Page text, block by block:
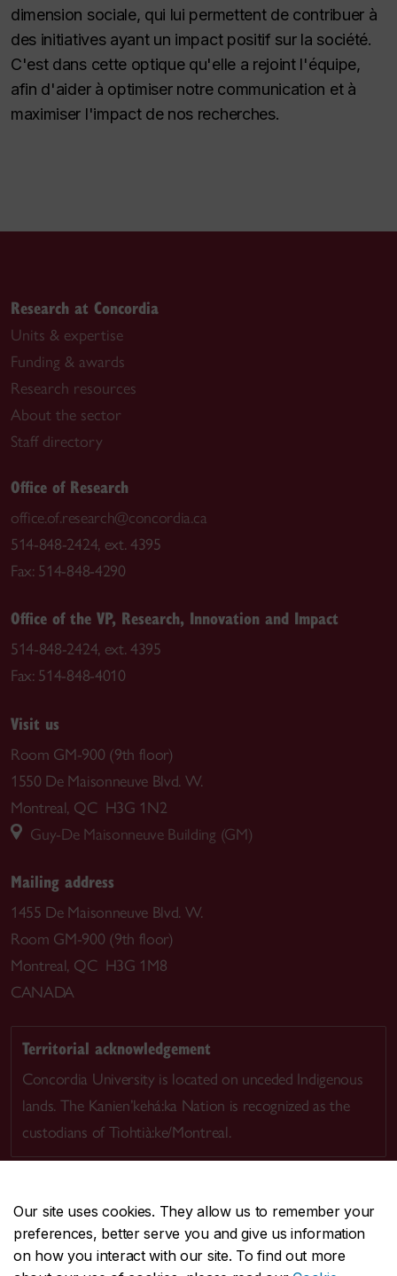
Our site uses cookies. They allow us to remember your
preferences, better serve you and give us information
on how you interact with our site. To find out more
dimension sociale, qui lui permettent de contribuer à
des initiatives ayant un impact positif sur la société.
C'est dans cette optique qu'elle a rejoint l'équipe,
afin d'aider à optimiser notre communication et à
maximiser l'impact de nos recherches.
Research at Concordia
Units & expertise
Funding & awards
Research resources
About the sector
Staff directory
Office of Research
office.of.research@concordia.ca
514-848-2424, ext. 4395
Fax: 514-848-4290
Office of the VP, Research, Innovation and Impact
514-848-2424, ext. 4395
Fax: 514-848-4010
Visit us
Room GM-900 (9th floor)
1550 De Maisonneuve Blvd. W.
Montreal, QC H3G 1N2
Guy-De Maisonneuve Building (GM)
Mailing address
1455 De Maisonneuve Blvd. W.
Room GM-900 (9th floor)
Montreal, QC H3G 1M8
CANADA
Territorial acknowledgement
Concordia University is located on unceded Indigenous
lands. The Kanien’kehá:ka Nation is recognized as the
custodians of Tiohtià:ke/Montreal.
CENTRAL514-848-2424